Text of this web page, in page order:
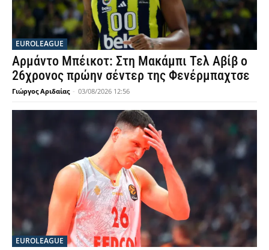
EUROLEAGUE
Αρμάντο Μπέικοτ: Στη Μακάμπι Τελ Αβίβ ο
26χρονος πρώην σέντερ της Φενέρμπαχτσε
Γιώργος Αριδαίας - 03/08/2026 12:56
EUROLEAGUE